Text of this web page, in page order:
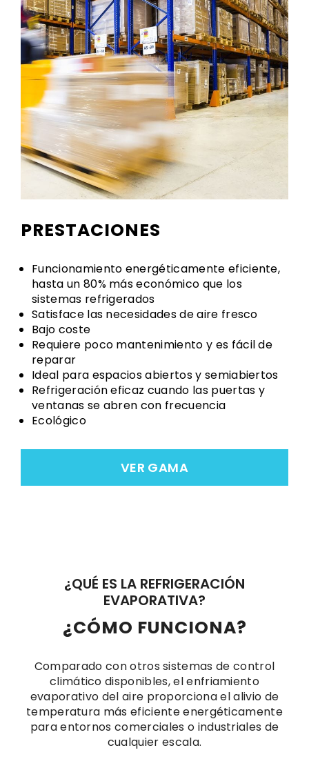
PRESTACIONES
Funcionamiento energéticamente eficiente,
hasta un 80% más económico que los
sistemas refrigerados
Satisface las necesidades de aire fresco
Bajo coste
Requiere poco mantenimiento y es fácil de
reparar
Ideal para espacios abiertos y semiabiertos
Refrigeración eficaz cuando las puertas y
ventanas se abren con frecuencia
Ecológico
VER GAMA
¿QUÉ ES LA REFRIGERACIÓN
EVAPORATIVA?
¿CÓMO FUNCIONA?
Comparado con otros sistemas de control
climático disponibles, el enfriamiento
evaporativo del aire proporciona el alivio de
temperatura más eficiente energéticamente
para entornos comerciales o industriales de
cualquier escala.